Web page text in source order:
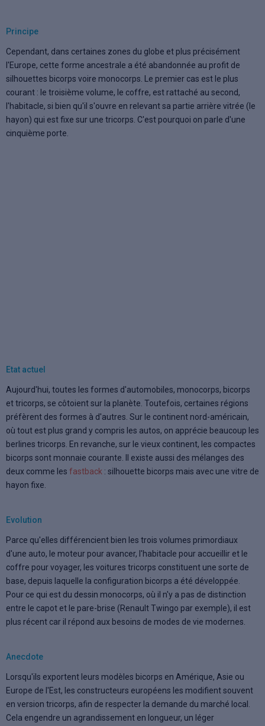
Principe
Cependant, dans certaines zones du globe et plus précisément
l'Europe, cette forme ancestrale a été abandonnée au profit de
silhouettes bicorps voire monocorps. Le premier cas est le plus
courant : le troisième volume, le coffre, est rattaché au second,
l'habitacle, si bien qu'il s'ouvre en relevant sa partie arrière vitrée (le
hayon) qui est fixe sur une tricorps. C'est pourquoi on parle d'une
cinquième porte.
Etat actuel
Aujourd'hui, toutes les formes d'automobiles, monocorps, bicorps
et tricorps, se côtoient sur la planète. Toutefois, certaines régions
préfèrent des formes à d'autres. Sur le continent nord-américain,
où tout est plus grand y compris les autos, on apprécie beaucoup les
berlines tricorps. En revanche, sur le vieux continent, les compactes
bicorps sont monnaie courante. Il existe aussi des mélanges des
deux comme les fastback : silhouette bicorps mais avec une vitre de
hayon fixe.
Evolution
Parce qu'elles différencient bien les trois volumes primordiaux
d'une auto, le moteur pour avancer, l'habitacle pour accueillir et le
coffre pour voyager, les voitures tricorps constituent une sorte de
base, depuis laquelle la configuration bicorps a été développée.
Pour ce qui est du dessin monocorps, où il n'y a pas de distinction
entre le capot et le pare-brise (Renault Twingo par exemple), il est
plus récent car il répond aux besoins de modes de vie modernes.
Anecdote
Lorsqu'ils exportent leurs modèles bicorps en Amérique, Asie ou
Europe de l'Est, les constructeurs européens les modifient souvent
en version tricorps, afin de respecter la demande du marché local.
Cela engendre un agrandissement en longueur, un léger